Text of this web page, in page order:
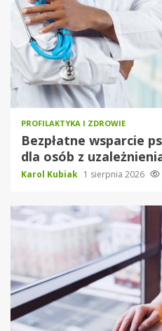
PROFILAKTYKA I ZDROWIE
Bezpłatne wsparcie
dla osób z
Karol Kubiak 1 sierpnia 2026